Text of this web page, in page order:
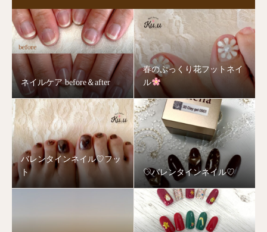
ネイルケア before＆after
春のぷっくり花フットネイ
ル
バレンタインネイル♡フッ
ト
♡バレンタインネイル♡